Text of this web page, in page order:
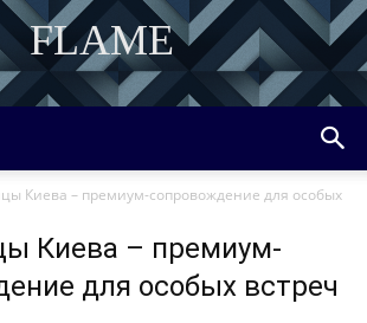
FLAME
THE ART OF PUBLISHING
Киева – премиум-сопровождение для особых
Киева – премиум-
для особых встреч